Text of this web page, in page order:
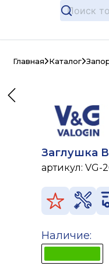
Главная Каталог
Заглушка
артикул: VG-
Наличие: